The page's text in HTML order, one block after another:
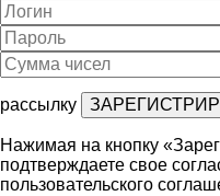
рассылку
Нажимая на кнопку
подтверждаете свое
пользовательского